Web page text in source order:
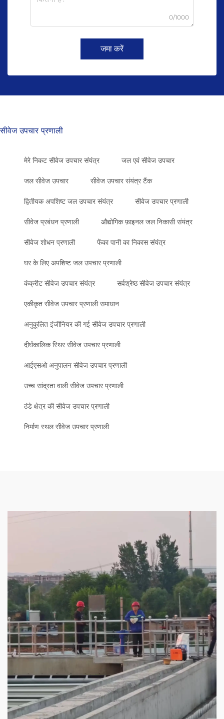
0/1000
जमा करें
सीवेज उपचार प्रणाली
मेरे निकट सीवेज उपचार संयंत्र जल एवं सीवेज उपचार
जल सीवेज उपचार सीवेज उपचार संयंत्र टैंक
द्वितीयक अपशिष्ट जल उपचार संयंत्र सीवेज उपचार प्रणाली
सीवेज प्रबंधन प्रणाली औद्योगिक फ़ाइनल जल निकासी संयंत्र
सीवेज शोधन प्रणाली फेंका पानी का निकास संयंत्र
घर के लिए अपशिष्ट जल उपचार प्रणाली
कंक्रीट सीवेज उपचार संयंत्र सर्वश्रेष्ठ सीवेज उपचार संयंत्र
एकीकृत सीवेज उपचार प्रणाली समाधान
अनुकूलित इंजीनियर की गई सीवेज उपचार प्रणाली
दीर्घकालिक स्थिर सीवेज उपचार प्रणाली
आईएसओ अनुपालन सीवेज उपचार प्रणाली
उच्च सांद्रता वाली सीवेज उपचार प्रणाली
ठंडे क्षेत्र की सीवेज उपचार प्रणाली
निर्माण स्थल सीवेज उपचार प्रणाली